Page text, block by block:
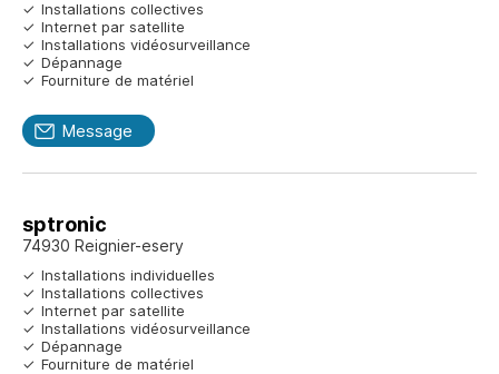
Installations collectives
Internet par satellite
Installations vidéosurveillance
Dépannage
Fourniture de matériel
Message
sptronic
74930 Reignier-esery
Installations individuelles
Installations collectives
Internet par satellite
Installations vidéosurveillance
Dépannage
Fourniture de matériel